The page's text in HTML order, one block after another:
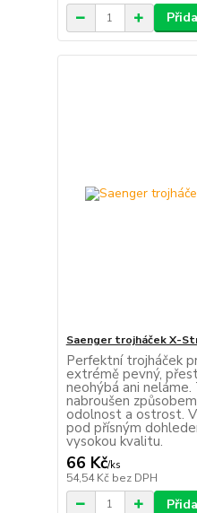
Saenger trojháček X-
Perfektní trojháček
extrémě pevný,
neohýbá ani neláme.
nabroušen
odolnost a ostrost.
pod přísným
vysokou kvalitu.
66 Kč/ks
54,54 Kč bez DPH